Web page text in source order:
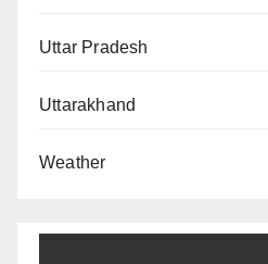
Uttar Pradesh
Uttarakhand
Weather